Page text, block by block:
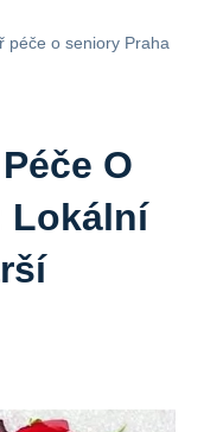
péče o seniory Praha
O
Lokální